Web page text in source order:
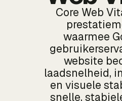
Core Web
waarmee
website
laadsnelheid,
en visuele
snelle,